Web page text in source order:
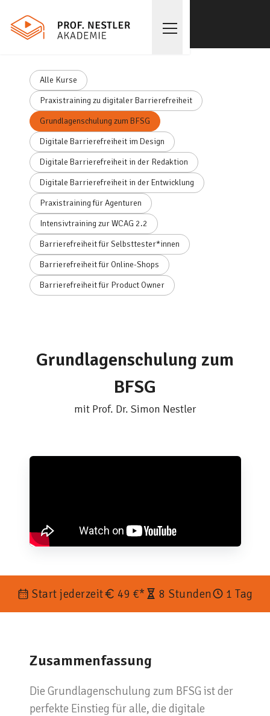
Alle Kurse
Praxistraining zu digitaler Barrierefreiheit
Grundlagenschulung zum BFSG
Digitale Barrierefreiheit im Design
Digitale Barrierefreiheit in der Redaktion
Digitale Barrierefreiheit in der Entwicklung
Praxistraining für Agenturen
Intensivtraining zur WCAG 2.2
Barrierefreiheit für Selbsttester*innen
Barrierefreiheit für Online-Shops
Barrierefreiheit für Product Owner
Grundlagenschulung zum
BFSG
mit Prof. Dr. Simon Nestler
Start jederzeit 49 €* 8 Stunden 1 Tag
Zusammenfassung
Die Grundlagenschulung zum BFSG ist der
perfekte Einstieg für alle, die digitale